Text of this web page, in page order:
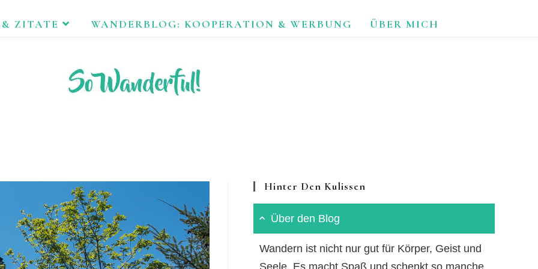
& ZITATE WANDERBLOG: KOOPERATION & WERBUNG ÜBER MICH
Hinter Den Kulissen
Über den Blog
Wandern ist nicht nur gut für Körper, Geist und
Seele. Es macht Spaß und schenkt so manche